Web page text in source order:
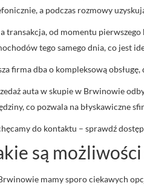
a podczas rozmowy
transakcja, od momentu
tego samego dnia, co jest
firma dba o kompleksową
auta w skupie w Brwinowie
co pozwala na błyskawiczne
do kontaktu – sprawdź
są
mamy sporo ciekawych